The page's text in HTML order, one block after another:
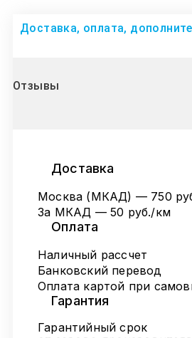
Доставка, оплата,
Отзывы
Доставка
Москва (МКАД) — 750
За МКАД — 50 руб./км
Оплата
Наличный рассчет
Банковский перевод
Оплата картой при
Гарантия
Гарантийный срок